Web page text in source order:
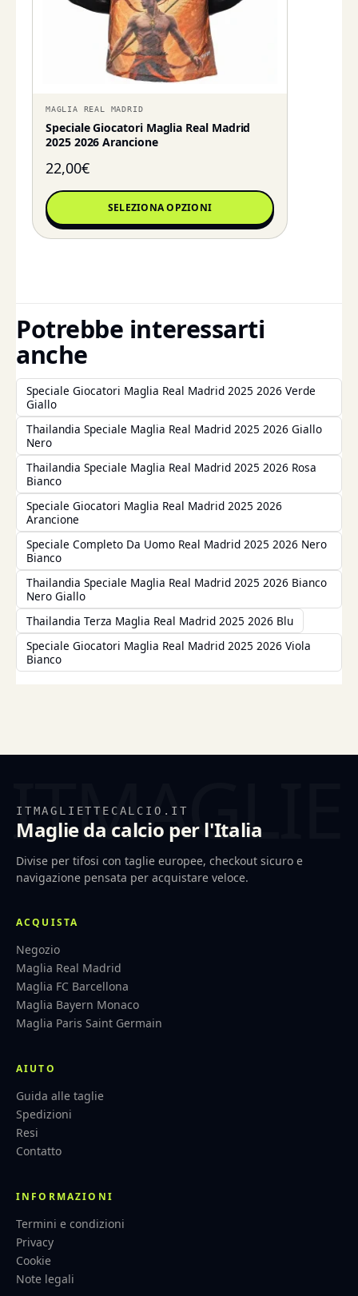
MAGLIA REAL MADRID
Speciale Giocatori Maglia Real Madrid
2025 2026 Arancione
22,00€
SELEZIONA OPZIONI
Potrebbe interessarti
anche
Speciale Giocatori Maglia Real Madrid 2025 2026 Verde
Giallo
Thailandia Speciale Maglia Real Madrid 2025 2026 Giallo
Nero
Thailandia Speciale Maglia Real Madrid 2025 2026 Rosa
Bianco
Speciale Giocatori Maglia Real Madrid 2025 2026
Arancione
Speciale Completo Da Uomo Real Madrid 2025 2026 Nero
Bianco
Thailandia Speciale Maglia Real Madrid 2025 2026 Bianco
Nero Giallo
Thailandia Terza Maglia Real Madrid 2025 2026 Blu
Speciale Giocatori Maglia Real Madrid 2025 2026 Viola
Bianco
ITMAGLIETTECALCIO.IT
Maglie da calcio per l'Italia
Divise per tifosi con taglie europee, checkout sicuro e
navigazione pensata per acquistare veloce.
ACQUISTA
Negozio
Maglia Real Madrid
Maglia FC Barcellona
Maglia Bayern Monaco
Maglia Paris Saint Germain
AIUTO
Guida alle taglie
Spedizioni
Resi
Contatto
INFORMAZIONI
Termini e condizioni
Privacy
Cookie
Note legali